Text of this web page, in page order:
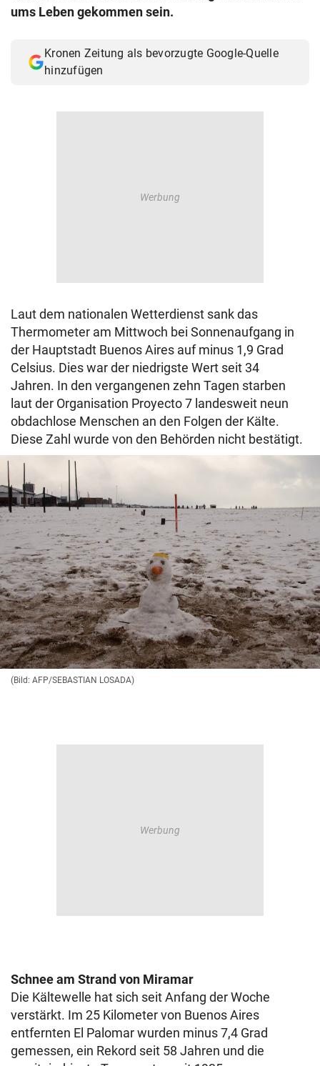
ums Leben gekommen sein.
Kronen Zeitung als bevorzugte Google-Quelle
hinzufügen
Laut dem nationalen Wetterdienst sank das
Thermometer am Mittwoch bei Sonnenaufgang in
der Hauptstadt Buenos Aires auf minus 1,9 Grad
Celsius. Dies war der niedrigste Wert seit 34
Jahren. In den vergangenen zehn Tagen starben
laut der Organisation Proyecto 7 landesweit neun
obdachlose Menschen an den Folgen der Kälte.
Diese Zahl wurde von den Behörden nicht bestätigt.
(Bild: AFP/SEBASTIAN LOSADA)
Schnee am Strand von Miramar
Die Kältewelle hat sich seit Anfang der Woche
verstärkt. Im 25 Kilometer von Buenos Aires
entfernten El Palomar wurden minus 7,4 Grad
gemessen, ein Rekord seit 58 Jahren und die